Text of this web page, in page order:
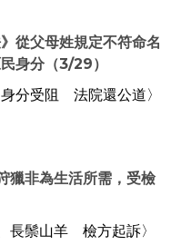
從父母姓規定不符命名
身分 （3/29）
身分受阻 法院還公道〉
獵非為生活所需，受檢
長鬃山羊 檢方起訴〉